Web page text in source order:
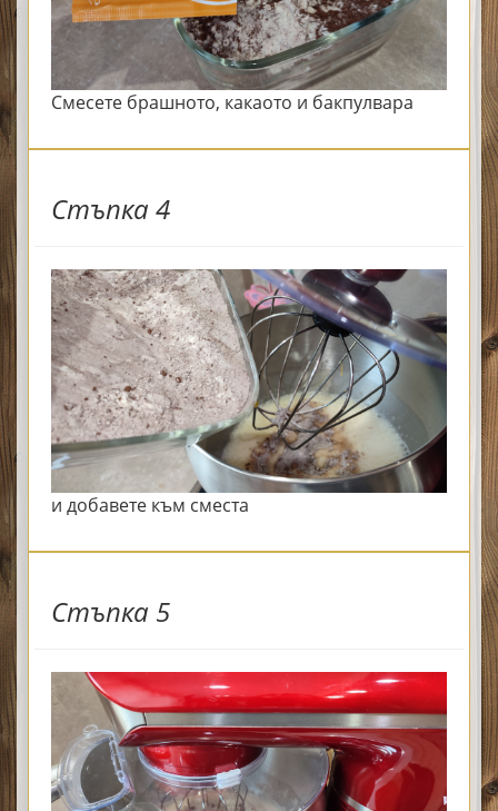
Смесете брашното, какаото и бакпулвара
Стъпка 4
и добавете към сместа
Стъпка 5